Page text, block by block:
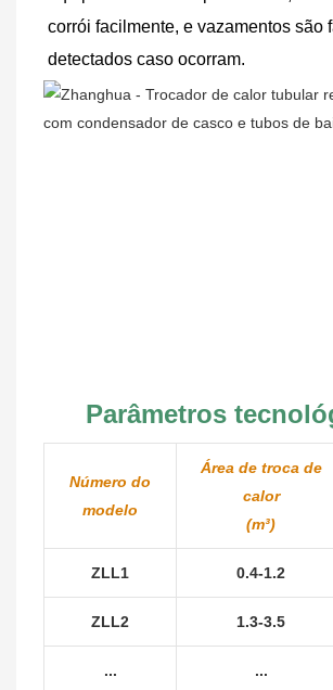
corrói facilmente, e vazamentos são
detectados caso ocorram.
Parâmetros
Número do
modelo
Área de troca de
calor
(m³)
ZLL1 0.4-1.2
ZLL2 1.3-3.5
... ...